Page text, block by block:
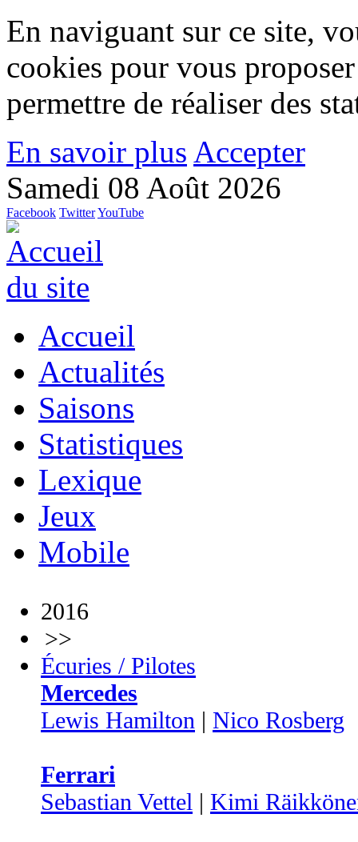
En naviguant sur ce site,
cookies pour vous
permettre de réaliser des
En savoir plus Accepter
Samedi 08 Août 2026
Facebook TwitterYouTube
Accueil
Actualités
Saisons
Statistiques
Lexique
Jeux
Mobile
2016
>>
Écuries / Pilotes
Mercedes
Lewis Hamilton | Nico Rosberg
Ferrari
Sebastian Vettel | Kimi